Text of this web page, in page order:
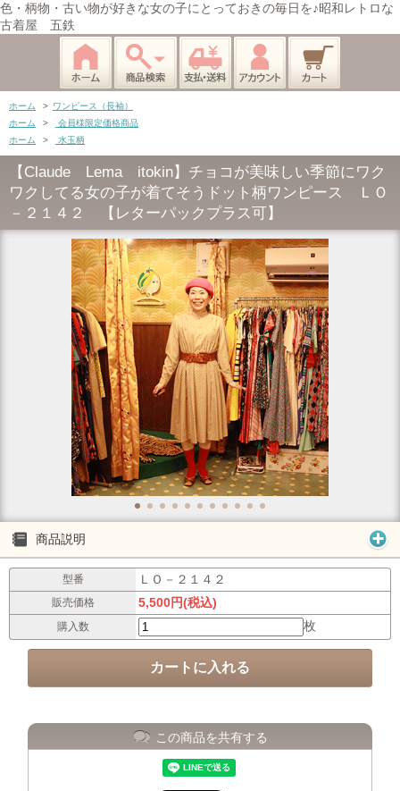
色・柄物・古い物が好きな女の子にとっておきの毎日を♪昭和レトロな
古着屋 五鉄
ホーム > ワンピース（長袖）
ホーム
>
会員様限定価格商品
ホーム
> 水玉柄
【Claude Lema itokin】チョコが美味しい季節にワク
ワクしてる女の子が着てそうドット柄ワンピース ＬＯ
－２１４２ 【レターパックプラス可】
商品説明
型番 ＬＯ－２１４２
販売価格 5,500円(税込)
購入数 枚
この商品を共有する